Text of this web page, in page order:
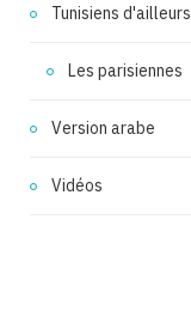
Tunisiens d'ailleurs
Les parisiennes
Version arabe
Vidéos